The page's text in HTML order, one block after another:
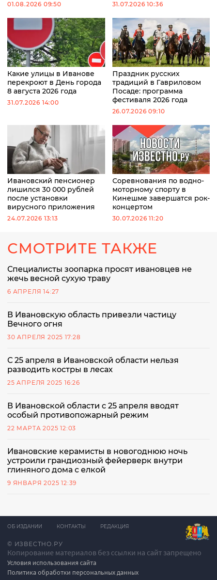
01.08.2026 09:50 31.07.2026 10:36
Какие улицы в Иванове
перекроют в День города
8 августа 2026 года
31.07.2026 14:00
Праздник русских
традиций в Гавриловом
Посаде: программа
фестиваля 2026 года
26.07.2026 09:10
Ивановский пенсионер
лишился 30 000 рублей
после установки
вирусного приложения
24.07.2026 13:13
Соревнования по водно-
моторному спорту в
Кинешме завершатся рок-
концертом
30.07.2026 11:20
СМОТРИТЕ ТАКЖЕ
Специалисты зоопарка просят ивановцев не
жечь весной сухую траву
6 АПРЕЛЯ 14:27
В Ивановскую область привезли частицу
Вечного огня
30 АПРЕЛЯ 2025 17:28
С 25 апреля в Ивановской области нельзя
разводить костры в лесах
25 АПРЕЛЯ 2025 16:26
В Ивановской области с 25 апреля вводят
особый противопожарный режим
22 МАРТА 2025 12:03
Ивановские керамисты в новогоднюю ночь
устроили грандиозный фейерверк внутри
глиняного дома с елкой
9 ЯНВАРЯ 2025 12:39
© ИЗВЕСТНО.РУ
Копирование материалов без ссылки на сайт запрещено
Условия использования сайта
Политика обработки персональных данных
ОБ ИЗДАНИИ КОНТАКТЫ РЕДАКЦИЯ